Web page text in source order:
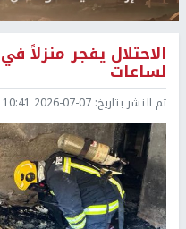
الاحتلال يفجر منزلاً
لساعات
تم النشر بتاريخ: 2026-07-07 10:41